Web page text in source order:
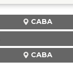
CABA
CABA